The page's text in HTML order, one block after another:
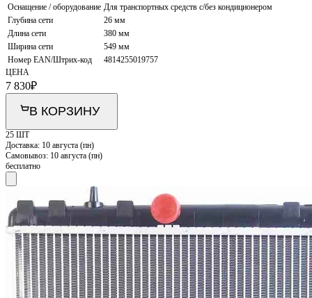
Оснащение / оборудование Для транспортных средств с/без кондиционером
Глубина сети
26 мм
Длина сети
380 мм
Ширина сети
549 мм
Номер EAN/Штрих-код
4814255019757
ЦЕНА
7 830₽
В КОРЗИНУ
25 ШТ
Доставка: 10 августа (пн)
Самовывоз: 10 августа (пн)
бесплатно